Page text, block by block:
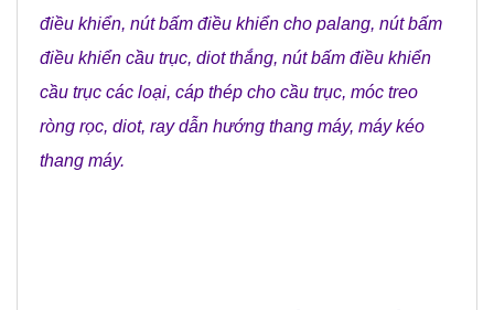
điều khiển, nút bấm điều khiển cho palang, nút bấm
điều khiển cầu trục, diot thắng, nút bấm điều khiển
cầu trục các loại, cáp thép cho cầu trục, móc treo
ròng rọc, diot, ray dẫn hướng thang máy, máy kéo
thang máy.